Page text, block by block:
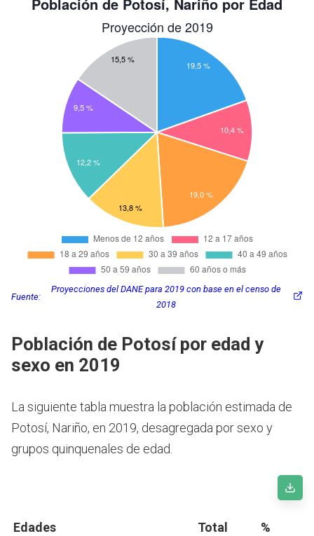
Fuente:
Proyecciones del DANE para 2019 con base en el censo de
2018
Población de Potosí por edad y
sexo en 2019
La siguiente tabla muestra la población estimada de
Potosí, Nariño, en 2019, desagregada por sexo y
grupos quinquenales de edad.
Edades Total %